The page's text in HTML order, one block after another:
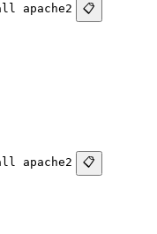
apache2 📋
apache2 📋